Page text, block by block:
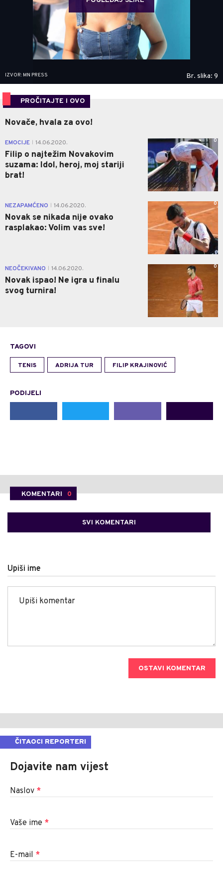
IZVOR: MN PRESS Br. slika: 9
PROČITAJTE I OVO
Novače, hvala za ovo!
EMOCIJE 14.06.2020.
Filip o najtežim Novakovim
suzama: Idol, heroj, moj stariji
brat!
0
NEZAPAMĆENO 14.06.2020.
Novak se nikada nije ovako
rasplakao: Volim vas sve!
0
NEOČEKIVANO 14.06.2020.
Novak ispao! Ne igra u finalu
svog turnira!
0
TAGOVI
TENIS ADRIJA TUR FILIP KRAJINOVIĆ
PODIJELI
KOMENTARI 0
SVI KOMENTARI
Upiši ime
OSTAVI KOMENTAR
ČITAOCI REPORTERI
Dojavite nam vijest
Naslov *
Vaše ime *
E-mail *